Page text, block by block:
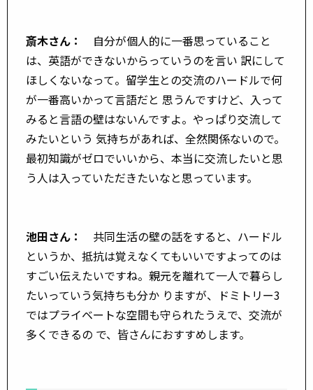
斎木さん： 自分が個人的に一番思っていること
は、英語ができないからっていうのを言い 訳にして
ほしくないなって。留学生との交流のハードルで何
が一番高いかって言語だと 思うんですけど、入って
みると言語の壁はないんですよ。やっぱり交流して
みたいという 気持ちがあれば、全然関係ないので。
最初知識がゼロでいいから、本当に交流したいと思
う人は入っていただきたいなと思っています。
池田さん：
共同生活の壁の話をすると、ハードル
というか、抵抗は覚えなくてもいいですよってのは
すごい伝えたいですね。親元を離れて一人で暮らし
たいっていう気持ちも分か りますが、ドミトリー3
ではプライベートな空間も守られたうえで、交流が
多くできるの で、皆さんにおすすめします。